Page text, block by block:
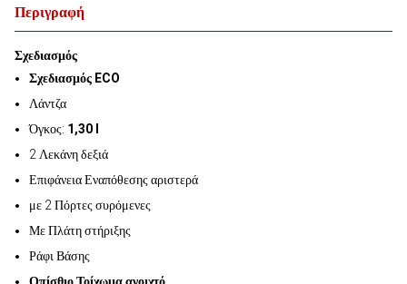
Περιγραφή
Σχεδιασμός
Σχεδιασμός ECO
Λάντζα
Όγκος: 1,30 l
2 Λεκάνη δεξιά
Επιφάνεια Εναπόθεσης αριστερά
με 2 Πόρτες συρόμενες
Με Πλάτη στήριξης
Ράφι Βάσης